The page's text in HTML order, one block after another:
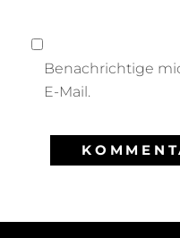
Benachrichtige
E-Mail.